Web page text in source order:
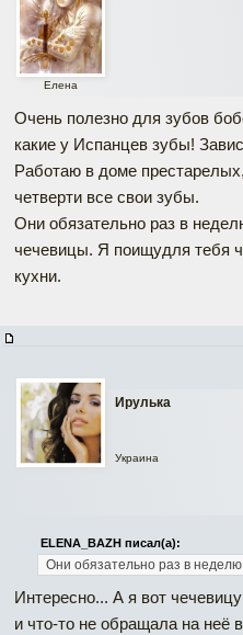
Елена
Очень полезно для зубов
какие у Испанцев зубы!
Работаю в доме
четверти все свои зубы.
Они обязательно раз в
чечевицы. Я поищудля тебя
кухни.
Ирулька
Украина
ELENA_BAZH писал(а):
Они обязательно раз в
Интересно... А я вот
и что-то не обращала на неё